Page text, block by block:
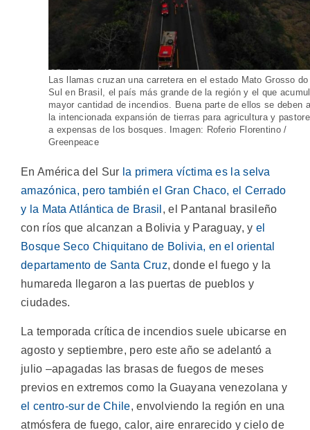
Las llamas cruzan una carretera en el estado Mato Grosso do
Sul en Brasil, el país más grande de la región y el que
mayor cantidad de incendios. Buena parte de ellos se deben a
la intencionada expansión de tierras para agricultura y
a expensas de los bosques. Imagen: Roferio Florentino /
Greenpeace
En América del Sur la primera víctima es la selva
amazónica, pero también el Gran Chaco, el Cerrado
y la Mata Atlántica de Brasil , el Pantanal brasileño
con ríos que alcanzan a Bolivia y Paraguay, y el
Bosque Seco Chiquitano de Bolivia, en el oriental
departamento de Santa Cruz, donde el fuego y la
humareda llegaron a las puertas de pueblos y
ciudades.
La temporada crítica de incendios suele ubicarse en
agosto y septiembre, pero este año se adelantó a
julio –apagadas las brasas de fuegos de meses
previos en extremos como la Guayana venezolana y
el centro-sur de Chile, envolviendo la región en una
atmósfera de fuego, calor, aire enrarecido y cielo de